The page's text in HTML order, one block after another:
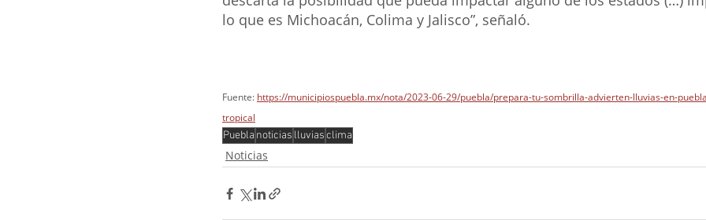
lo que es Michoacán, Colima y Jalisco”, señaló.
Fuente: https://municipiospuebla.mx/nota/2023-06-29/puebla/prepara-tu-sombrilla-advierten-lluvias-en-
tropical
Puebla noticias lluviasclima
Noticias